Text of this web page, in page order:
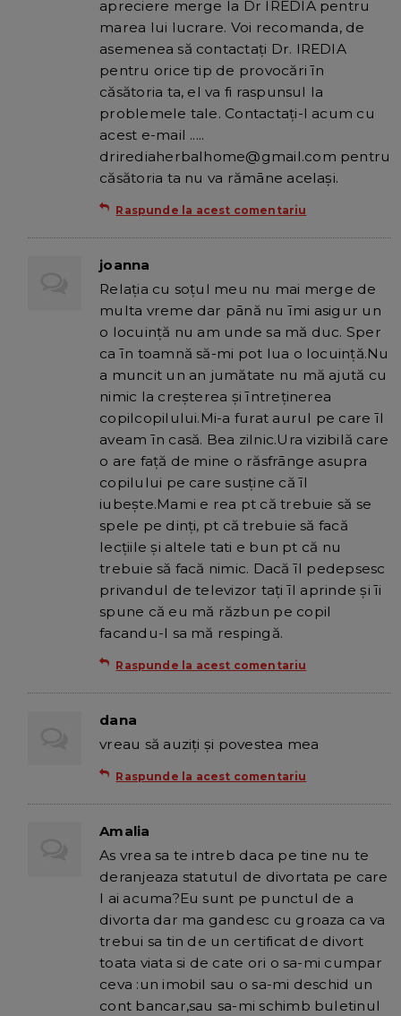
apreciere merge la Dr IREDIA pentru
marea lui lucrare. Voi recomanda, de
asemenea să contactați Dr. IREDIA
pentru orice tip de provocări īn
căsătoria ta, el va fi raspunsul la
problemele tale. Contactați-l acum cu
acest e-mail .....
drirediaherbalhome@gmail.com pentru
căsătoria ta nu va rămāne același.
Raspunde la acest comentariu
joanna
Relația cu soțul meu nu mai merge de
multa vreme dar pānă nu īmi asigur un
o locuință nu am unde sa mă duc. Sper
ca īn toamnă să-mi pot lua o locuință.Nu
a muncit un an jumătate nu mă ajută cu
nimic la creșterea și īntreținerea
copilcopilului.Mi-a furat aurul pe care īl
aveam īn casă. Bea zilnic.Ura vizibilă care
o are față de mine o răsfrānge asupra
copilului pe care susține că īl
iubește.Mami e rea pt că trebuie să se
spele pe dinți, pt că trebuie să facă
lecțiile și altele tati e bun pt că nu
trebuie să facă nimic. Dacă īl pedepsesc
privandul de televizor tați īl aprinde și īi
spune că eu mă răzbun pe copil
facandu-l sa mă respingă.
Raspunde la acest comentariu
dana
vreau să auziţi şi povestea mea
Raspunde la acest comentariu
Amalia
As vrea sa te intreb daca pe tine nu te
deranjeaza statutul de divortata pe care
l ai acuma?Eu sunt pe punctul de a
divorta dar ma gandesc cu groaza ca va
trebui sa tin de un certificat de divort
toata viata si de cate ori o sa-mi cumpar
ceva :un imobil sau o sa-mi deschid un
cont bancar,sau sa-mi schimb buletinul